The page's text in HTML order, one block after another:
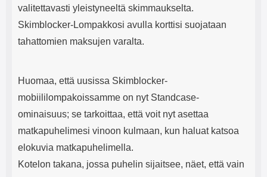
valitettavasti yleistyneeltä skimmaukselta.
Skimblocker-Lompakkosi avulla korttisi suojataan
tahattomien maksujen varalta.
Huomaa, että uusissa Skimblocker-
mobiililompakoissamme on nyt Standcase-
ominaisuus; se tarkoittaa, että voit nyt asettaa
matkapuhelimesi vinoon kulmaan, kun haluat katsoa
elokuvia matkapuhelimella.
Kotelon takana, jossa puhelin sijaitsee, näet, että vain